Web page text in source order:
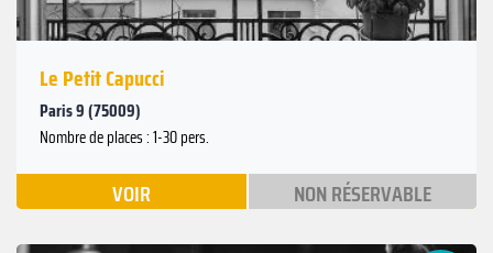
Le Petit Capucci
Paris 9 (75009)
Nombre de places : 1-30 pers.
VOIR NON RÉSERVABLE